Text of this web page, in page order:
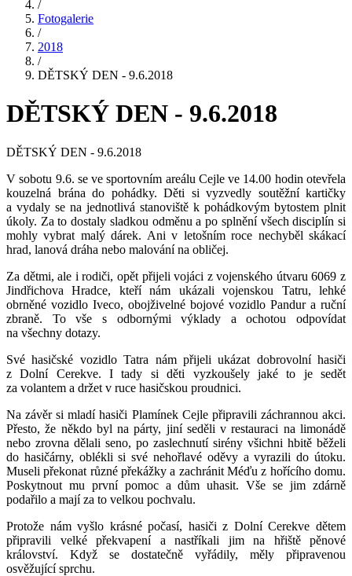
/
Fotogalerie
/
2018
/
DĚTSKÝ DEN - 9.6.2018
DĚTSKÝ DEN - 9.6.2018
DĚTSKÝ DEN - 9.6.2018
V sobotu 9.6. se ve sportovním areálu Cejle ve 14.00 hodin otevřela
kouzelná brána do pohádky. Děti si vyzvedly soutěžní kartičky
a vydaly se na jednotlivá stanoviště k pohádkovým bytostem plnit
úkoly. Za to dostaly sladkou odměnu a po splnění všech disciplín si
mohly vybrat malý dárek. Ani v letošním roce nechyběl skákací
hrad, lanová dráha nebo malování na obličej.
Za dětmi, ale i rodiči, opět přijeli vojáci z vojenského útvaru 6069 z
Jindřichova Hradce, kteří nám ukázali vojenskou Tatru, lehké
obrněné vozidlo Iveco, obojživelné bojové vozidlo Pandur a ruční
zbraně. To vše s odbornými výklady a ochotou odpovídat
na všechny dotazy.
Své hasičské vozidlo Tatra nám přijeli ukázat dobrovolní hasiči
z Dolní Cerekve. I tady si děti vyzkoušely jaké to je sedět
za volantem a držet v ruce hasičskou proudnici.
Na závěr si mladí hasiči Plamínek Cejle připravili záchrannou akci.
Přesto, že někdo byl na párty, jiní seděli v restauraci na limonádě
nebo zrovna dělali seno, po zaslechnutí sirény všichni hbitě běželi
do hasičárny, oblékli si své nehořlavé oděvy a vyrazili do útoku.
Museli překonat různé překážky a zachránit Méďu z hořícího domu.
Poskytnout mu první pomoc a dům uhasit. Vše se jim zdárně
podařilo a mají za to velkou pochvalu.
Protože nám vyšlo krásné počasí, hasiči z Dolní Cerekve dětem
připravili velké překvapení a nastříkali jim na hřiště pěnové
království. Když se dostatečně vyřádily, měly připravenou
osvěžující sprchu.